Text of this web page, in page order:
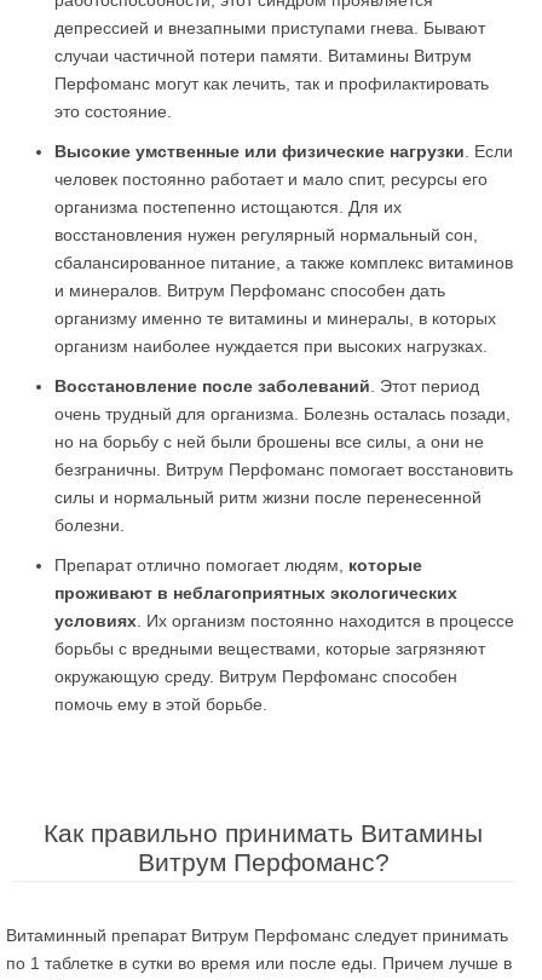
депрессией и внезапными приступами гнева. Бывают
случаи частичной потери памяти. Витамины Витрум
Перфоманс могут как лечить, так и профилактировать
это состояние.
Высокие умственные или физические нагрузки . Если
человек постоянно работает и мало спит, ресурсы его
организма постепенно истощаются. Для их
восстановления нужен регулярный нормальный сон,
сбалансированное питание, а также комплекс витаминов
и минералов. Витрум Перфоманс способен дать
организму именно те витамины и минералы, в которых
организм наиболее нуждается при высоких нагрузках.
Восстановление после заболеваний . Этот период
очень трудный для организма. Болезнь осталась позади,
но на борьбу с ней были брошены все силы, а они не
безграничны. Витрум Перфоманс помогает восстановить
силы и нормальный ритм жизни после перенесенной
болезни.
Препарат отлично помогает людям, которые
проживают в неблагоприятных экологических
условиях . Их организм постоянно находится в процессе
борьбы с вредными веществами, которые загрязняют
окружающую среду. Витрум Перфоманс способен
помочь ему в этой борьбе.
Как правильно принимать Витамины
Витрум Перфоманс?
Витаминный препарат Витрум Перфоманс следует принимать
по 1 таблетке в сутки во время или после еды. Причем лучше в